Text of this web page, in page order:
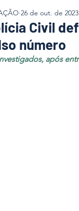
Civil
número
26 de out. de 2023
após